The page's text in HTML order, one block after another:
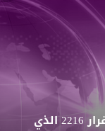
مجلس الأمن الدولي: يجب الالتزام بقرار 2216 الذي